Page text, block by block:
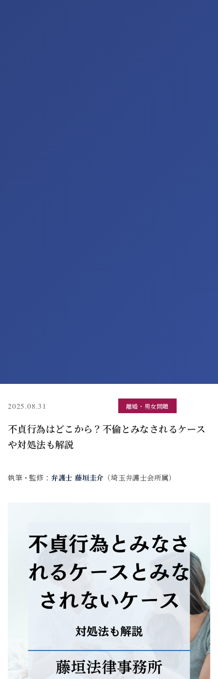
2025.08.31 離婚・男女問題
不貞行為はどこから？不倫とみなされるケース
や対処法も解説
執筆・監修： 弁護士 藤垣圭介 （埼玉弁護士会所属）